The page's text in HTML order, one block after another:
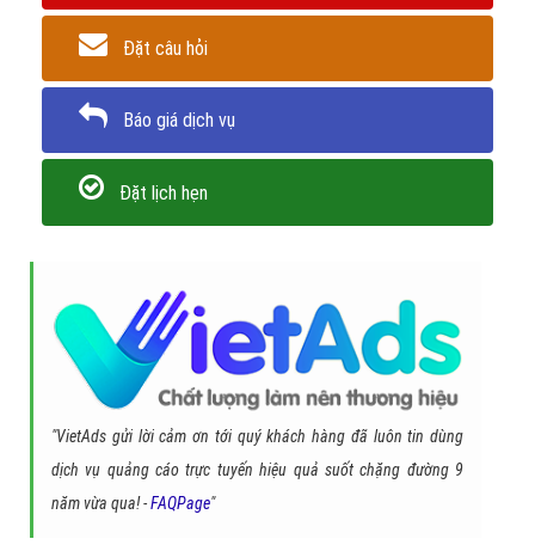
Đặt câu hỏi
Báo giá dịch vụ
Đặt lịch hẹn
"VietAds gửi lời cảm ơn tới quý khách hàng đã luôn tin dùng
dịch vụ quảng cáo trực tuyến hiệu quả suốt chặng đường 9
năm vừa qua! -FAQPage"